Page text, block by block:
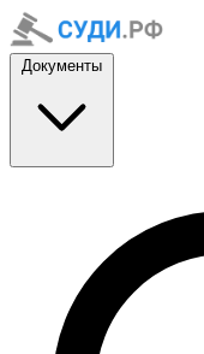
Документы